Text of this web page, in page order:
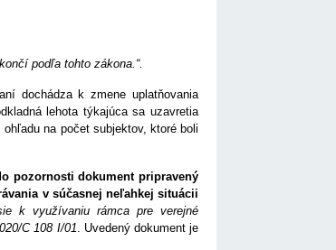
podľa tohto zákona.“.
dochádza k zmene uplatňovania
lehota týkajúca sa uzavretia
na počet subjektov, ktoré boli
pozornosti dokument pripravený
v súčasnej neľahkej situácii
k využívaniu rámca pre verejné
C 108 I/01. Uvedený dokument je